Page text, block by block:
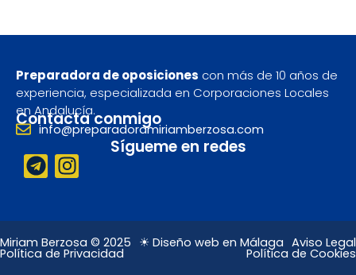
Preparadora de oposiciones con más de 10 años de
experiencia, especializada en Corporaciones Locales
en Andalucía.
Contacta conmigo
info@preparadoramiriamberzosa.com
Sígueme en redes
T
e
e
g
r
I
n
t
a
g
Miriam Berzosa © 2025 ☀ Diseño web en Málaga Aviso Legal
Política de Privacidad Política de Cookies